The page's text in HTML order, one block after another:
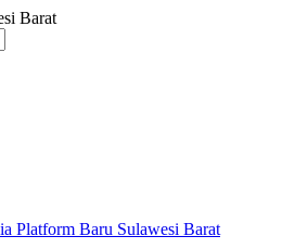
Barat
Platform Baru Sulawesi Barat